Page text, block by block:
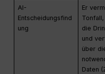
AI-
Entscheidungsfind
ung
Er
die
und
über
Daten